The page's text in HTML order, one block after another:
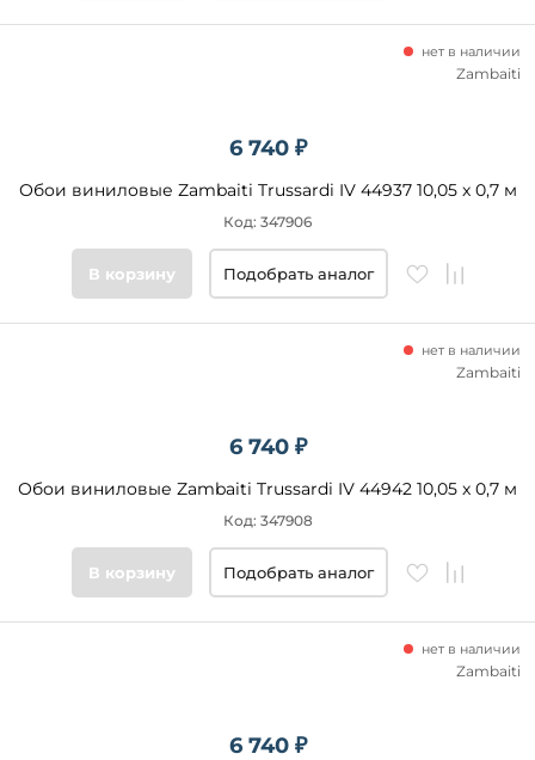
6 740 ₽
Обои виниловые Zambaiti Trussardi IV 44937 10,05 x 0,7 м
нет в наличии
Код: 347906
Zambaiti
В корзину Подобрать аналог
6 740 ₽
Обои виниловые Zambaiti Trussardi IV 44942 10,05 x 0,7 м
нет в наличии
Код: 347908
Zambaiti
В корзину Подобрать аналог
6 740 ₽
нет в наличии
Zambaiti